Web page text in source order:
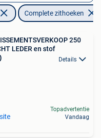
Complete zithoeken
250
LEDER en stof
Details
Topadvertentie
Vandaag